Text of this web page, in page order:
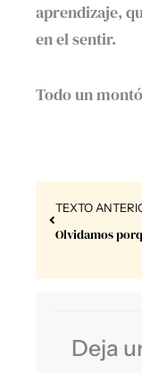
aprendizaje,
en el sentir.
Todo un
Prev
TEXTO
Deja